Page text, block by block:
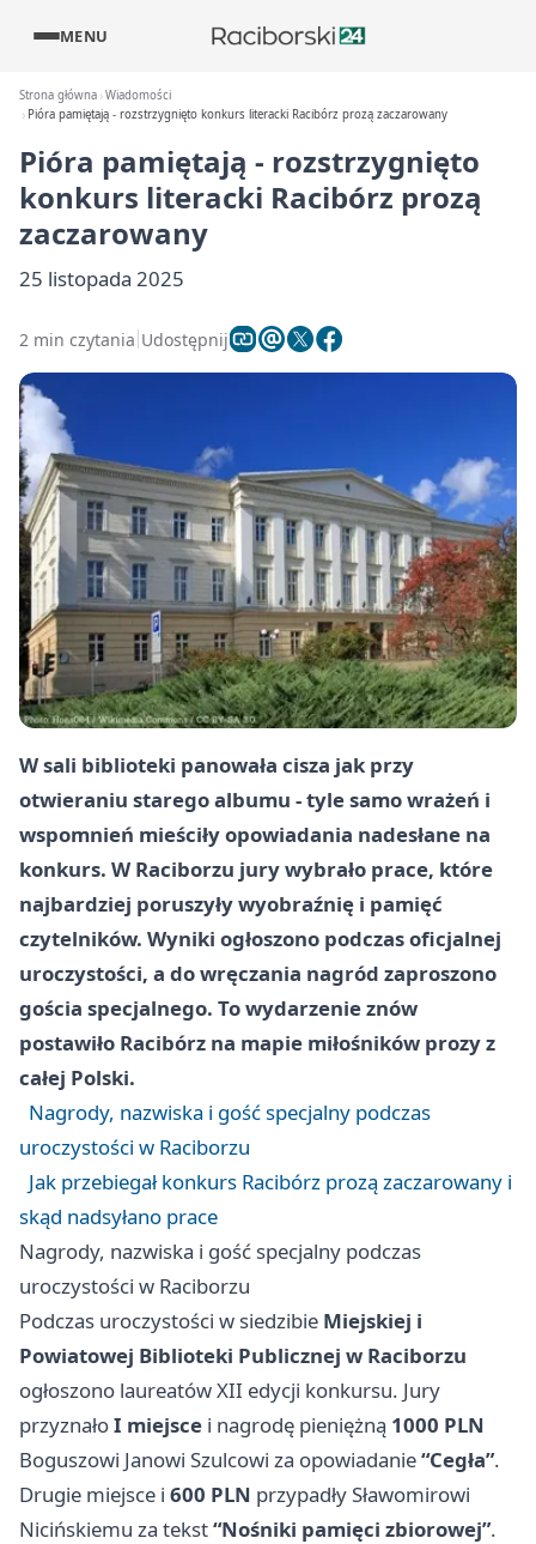
MENU
Strona główna Wiadomości
Pióra pamiętają - rozstrzygnięto konkurs literacki Racibórz prozą zaczarowany
Pióra pamiętają - rozstrzygnięto
konkurs literacki Racibórz prozą
zaczarowany
25 listopada 2025
2 min czytania Udostępnij
W sali biblioteki panowała cisza jak przy
otwieraniu starego albumu - tyle samo wrażeń i
wspomnień mieściły opowiadania nadesłane na
konkurs. W Raciborzu jury wybrało prace, które
najbardziej poruszyły wyobraźnię i pamięć
czytelników. Wyniki ogłoszono podczas oficjalnej
uroczystości, a do wręczania nagród zaproszono
gościa specjalnego. To wydarzenie znów
postawiło Racibórz na mapie miłośników prozy z
całej Polski.
Nagrody, nazwiska i gość specjalny podczas
uroczystości w Raciborzu
Jak przebiegał konkurs Racibórz prozą zaczarowany i
skąd nadsyłano prace
Nagrody, nazwiska i gość specjalny podczas
uroczystości w Raciborzu
Podczas uroczystości w siedzibie Miejskiej i
Powiatowej Biblioteki Publicznej w Raciborzu
ogłoszono laureatów XII edycji konkursu. Jury
przyznałoI miejsce i nagrodę pieniężną 1000 PLN
Boguszowi Janowi Szulcowi za opowiadanie“Cegła”.
Drugie miejsce i 600 PLN przypadły Sławomirowi
Nicińskiemu za tekst“Nośniki pamięci zbiorowej”.